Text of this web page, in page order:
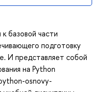
базовой части
подготовку
И представляет собой
на Python
osnovy-